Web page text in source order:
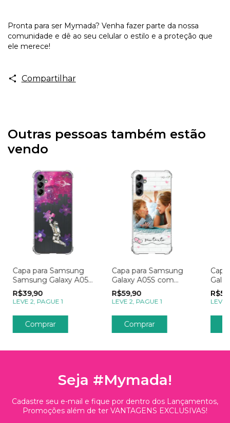
Pronta para ser Mymada? Venha fazer parte da nossa
comunidade e dê ao seu celular o estilo e a proteção que
ele merece!
Compartilhar
Outras pessoas também estão
vendo
Capa para Samsung
Samsung Galaxy A05S
Galáxia Explorando o
Universo Rosa
R$39,90
LEVE 2, PAGUE 1
Comprar
Capa para Samsung
Galaxy A05S com
Foto Momentos
Apaixonantes
R$59,90
LEVE 2, PAGUE 1
Foto
no
LEVE
Seja #Mymada!
Cadastre seu e-mail e fique por dentro dos Lançamentos,
Promoções além de ter VANTAGENS EXCLUSIVAS!